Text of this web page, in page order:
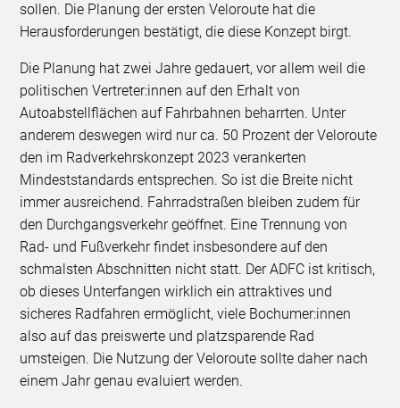
sollen. Die Planung der ersten Veloroute hat die
Herausforderungen bestätigt, die diese Konzept birgt.
Die Planung hat zwei Jahre gedauert, vor allem weil die
politischen Vertreter:innen auf den Erhalt von
Autoabstellflächen auf Fahrbahnen beharrten. Unter
anderem deswegen wird nur ca. 50 Prozent der Veloroute
den im Radverkehrskonzept 2023 verankerten
Mindeststandards entsprechen. So ist die Breite nicht
immer ausreichend. Fahrradstraßen bleiben zudem für
den Durchgangsverkehr geöffnet. Eine Trennung von
Rad- und Fußverkehr findet insbesondere auf den
schmalsten Abschnitten nicht statt. Der ADFC ist kritisch,
ob dieses Unterfangen wirklich ein attraktives und
sicheres Radfahren ermöglicht, viele Bochumer:innen
also auf das preiswerte und platzsparende Rad
umsteigen. Die Nutzung der Veloroute sollte daher nach
einem Jahr genau evaluiert werden.